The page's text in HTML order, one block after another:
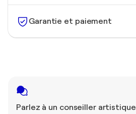
Garantie et paiement
Parlez à un conseiller artistique